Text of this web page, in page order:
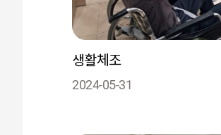
생활체조
2024-05-31